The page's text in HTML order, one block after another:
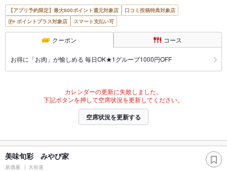
【アプリ予約限定】最大800ポイント還元対象店
口コミ投稿特典対象店
ポイントプラス対象店
スマート支払い可
クーポン コース
お得に「お肉」が愉しめる 毎日OK★1グループ1000円OFF
カレンダーの更新に失敗しました。
下記ボタンを押して空席状況を更新してください。
空席状況を更新する
美味旬彩 みやび家
居酒屋 大街道